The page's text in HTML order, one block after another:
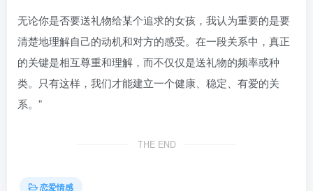
无论你是否要送礼物给某个追求的女孩，我认为重要的是要
清楚地理解自己的动机和对方的感受。在一段关系中，真正
的关键是相互尊重和理解，而不仅仅是送礼物的频率或种
类。只有这样，我们才能建立一个健康、稳定、有爱的关
系。”
THE END
恋爱情感